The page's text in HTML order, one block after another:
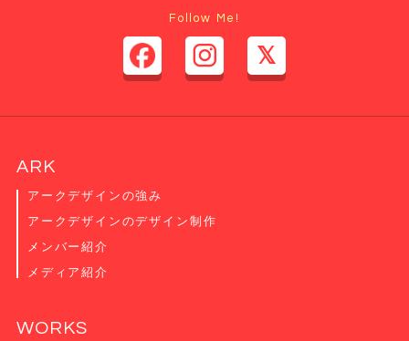
Follow Me!
ARK
アークデザインの強み
アークデザインのデザイン制作
メンバー紹介
メディア紹介
WORKS